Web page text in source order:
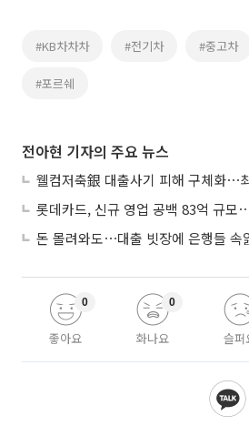
#KB차차차 #전기차 #중고차
#포르쉐
전아현 기자의 주요 뉴스
웰컴저축銀 대출사기 피해 구체화⋯
돈 몰려와도⋯대출 빗장에 은행들 속
좋아요
0
화나요
0
슬퍼